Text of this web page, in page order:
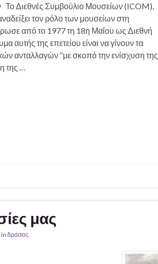
Διεθνές Συμβούλιο Μουσείων (ICOM),
τον ρόλο των μουσείων στη
από το 1977 τη 18η Μαΐου ως Διεθνή
αυτής της επετείου είναι να γίνουν τα
ανταλλαγών “με σκοπό την ενίσχυση της
…
μας
in δράσεις